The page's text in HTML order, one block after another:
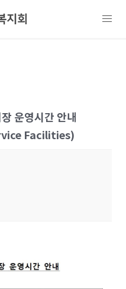
운영시간 안내
Facilities)